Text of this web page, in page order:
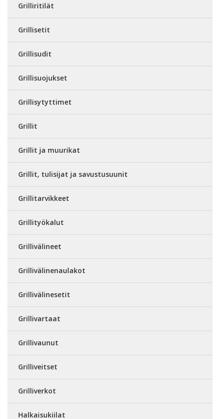
Grilliritilät
Grillisetit
Grillisudit
Grillisuojukset
Grillisytyttimet
Grillit
Grillit ja muurikat
Grillit, tulisijat ja savustusuunit
Grillitarvikkeet
Grillityökalut
Grillivälineet
Grillivälinenaulakot
Grillivälinesetit
Grillivartaat
Grillivaunut
Grilliveitset
Grilliverkot
Halkaisukiilat